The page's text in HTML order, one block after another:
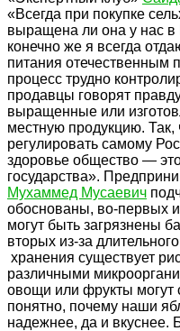
«Всегда при покупке
выращена ли она у нас в
конечно же я всегда
питания отечественным
процесс трудно
продавцы говорят
выращенные или
местную продукцию. Так,
регулировать самому
здоровье общество —
государства».
Мухаммед Мусаевич
обоснованы, во-первых
могут быть загрязнены
вторых из-за
хранения существует
различными
овощи или фрукты
понятно, почему наши
надежнее, да и вкуснее.